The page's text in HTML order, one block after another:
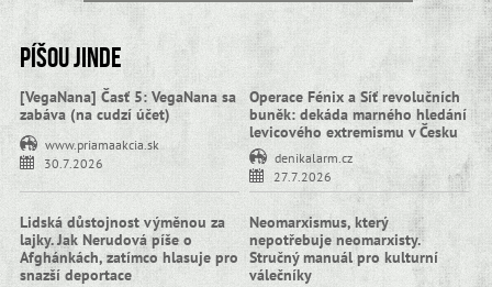
Píšou jinde
[VegaNana] Časť 5: VegaNana sa
zabáva (na cudzí účet)
www.priamaakcia.sk
30.7.2026
Operace Fénix a Síť revolučních
buněk: dekáda marného hledání
levicového extremismu v Česku
denikalarm.cz
27.7.2026
Lidská důstojnost výměnou za
lajky. Jak Nerudová píše o
Afghánkách, zatímco hlasuje pro
snazší deportace
Neomarxismus, který
nepotřebuje neomarxisty.
Stručný manuál pro kulturní
válečníky